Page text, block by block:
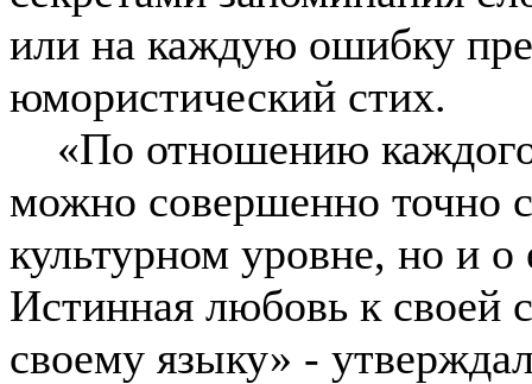
или на каждую ошибку
юмористический стих.
«По отношению каждого
можно совершенно точно
культурном уровне, но и
Истинная любовь к своей
своему языку» -